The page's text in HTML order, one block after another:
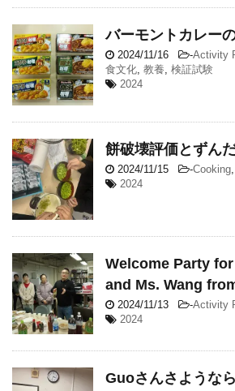
バーモントカレー
2024/11/16 -Activity
食文化, 教養, 検証試験
2024
餅破壊評価とずん
2024/11/15 -Cooking,
2024
Welcome Party
and Ms. Wang
2024/11/13 -Activity
2024
Guoさんさような